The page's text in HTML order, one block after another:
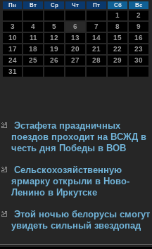
Пн Вт Ср Чт Пт Сб Вс
1
2
3
4 5 6 7 8
9
10
11 12 13 14 15
16
17
18 19 20 21 22
23
24
25 26 27 28 29
30
31
Эстафета праздничных
поездов проходит на ВСЖД в
честь дня Победы в ВОВ
Сельскохозяйственную
ярмарку открыли в Ново-
Ленино в Иркутске
Этой ночью белорусы смогут
увидеть сильный звездопад